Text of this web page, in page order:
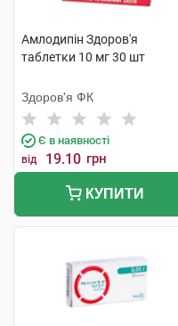
Амлодипін Здоров'я
таблетки 10 мг 30 шт
Здоров'я ФК
Є в наявності
від 19.10 грн
КУПИТИ